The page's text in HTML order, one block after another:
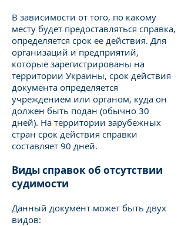
В зависимости от того, по какому
месту будет предоставляться справка,
определяется срок ее действия. Для
организаций и предприятий,
которые зарегистрированы на
территории Украины, срок действия
документа определяется
учреждением или органом, куда он
должен быть подан (обычно 30
дней). На территории зарубежных
стран срок действия справки
составляет 90 дней.
Виды справок об отсутствии
судимости
Данный документ может быть двух
видов: